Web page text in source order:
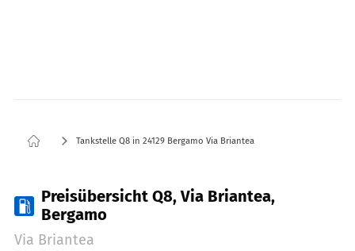
Tankstelle Q8 in 24129 Bergamo Via Briantea
Preisübersicht Q8, Via Briantea,
Bergamo
Via Briantea